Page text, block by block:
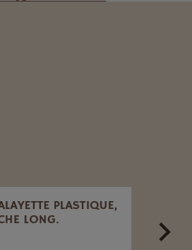
PLASTIQUE,
LONG.